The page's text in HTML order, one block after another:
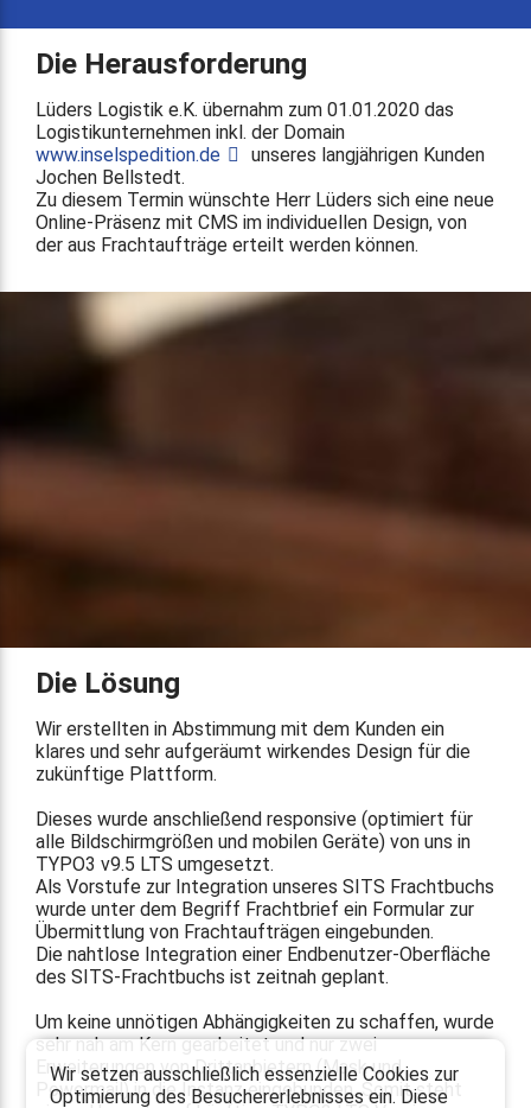
Die Herausforderung
Lüders Logistik e.K. übernahm zum 01.01.2020 das
Logistikunternehmen inkl. der Domain
www.inselspedition.de
unseres langjährigen Kunden
Jochen Bellstedt.
Zu diesem Termin wünschte Herr Lüders sich eine neue
Online-Präsenz mit CMS im individuellen Design, von
der aus Frachtaufträge erteilt werden können.
Die Lösung
Wir erstellten in Abstimmung mit dem Kunden ein
klares und sehr aufgeräumt wirkendes Design für die
zukünftige Plattform.
Dieses wurde anschließend responsive (optimiert für
alle Bildschirmgrößen und mobilen Geräte) von uns in
TYPO3 v9.5 LTS umgesetzt.
Als Vorstufe zur Integration unseres SITS Frachtbuchs
wurde unter dem Begriff Frachtbrief ein Formular zur
Übermittlung von Frachtaufträgen eingebunden.
Die nahtlose Integration einer Endbenutzer-Oberfläche
des SITS-Frachtbuchs ist zeitnah geplant.
Um keine unnötigen Abhängigkeiten zu schaffen, wurde
sehr nah am Kern gearbeitet und nur zwei
Erweiterungen von Drittanbietern (Mask und
Powermail) in die Instanz eingebunden. Somit steht
Wir setzen ausschließlich essenzielle Cookies zur
Optimierung des Besuchererlebnisses ein. Diese